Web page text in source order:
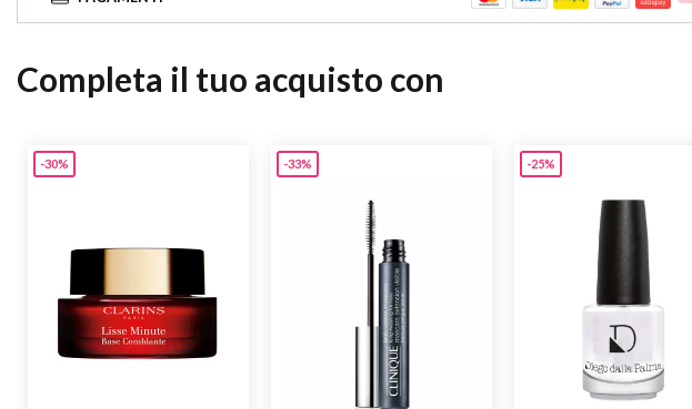
Completa il tuo acquisto con
-30% -33% -25%